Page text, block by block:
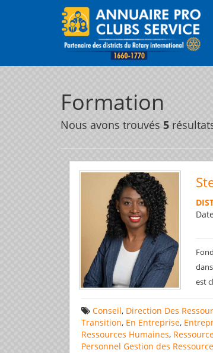
Formation
Nous avons trouvés 5
est
Conseil, Direction Des
Transition, En Entreprise,
Ressources Humaines,
Personnel Gestion des